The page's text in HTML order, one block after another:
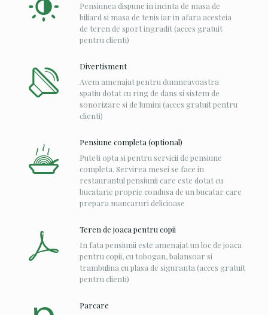
Pensiunea dispune in incinta de masa de
biliard si masa de tenis iar in afara acesteia
de teren de sport ingradit (acces gratuit
pentru clienti)
Divertisment
Avem amenajat pentru dumneavoastra
spatiu dotat cu ring de dans si sistem de
sonorizare si de lumini (acces gratuit pentru
clienti)
Pensiune completa (optional)
Puteti opta si pentru servicii de pensiune
completa. Servirea mesei se face in
restaurantul pensiunii care este dotat cu
bucatarie proprie condusa de un bucatar care
prepara mancaruri delicioase
Teren de joaca pentru copii
In fata pensiunii este amenajat un loc de joaca
pentru copii, cu tobogan, balansoar si
trambulina cu plasa de siguranta (acces gratuit
pentru clienti)
Parcare